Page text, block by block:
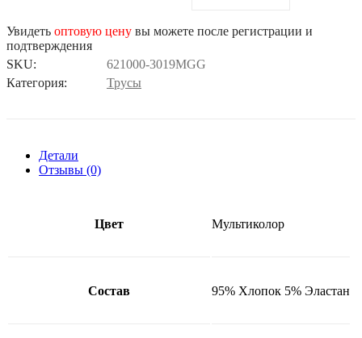
Увидеть оптовую цену вы можете после регистрации и
подтверждения
SKU:
621000-3019MGG
Категория:
Трусы
Детали
Отзывы (0)
Цвет Мультиколор
Состав 95% Хлопок 5% Эластан